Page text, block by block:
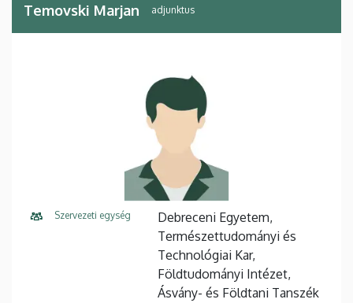
Temovski Marjan adjunktus
Szervezeti egység
Debreceni Egyetem,
Természettudományi és
Technológiai Kar,
Földtudományi Intézet,
Ásvány- és Földtani Tanszék